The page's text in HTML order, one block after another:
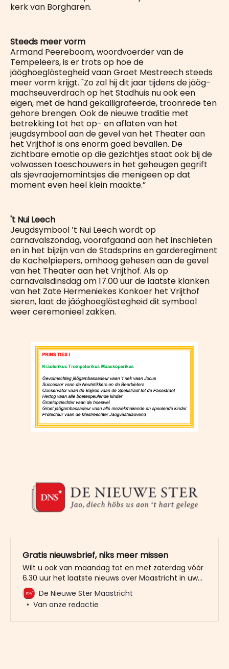
kerk van Borgharen.
Steeds meer vorm
Armand Peereboom, woordvoerder van de
Tempeleers, is er trots op hoe de
jäöghoeglöstegheid vaan Groet Mestreech steeds
meer vorm krijgt. "Zo zal hij dit jaar tijdens de jäög-
machseuverdrach op het Stadhuis nu ook een
eigen, met de hand gekalligrafeerde, troonrede ten
gehore brengen. Ook de nieuwe traditie met
betrekking tot het op- en aflaten van het
jeugdsymbool aan de gevel van het Theater aan
het Vrijthof is ons enorm goed bevallen. De
zichtbare emotie op die gezichtjes staat ook bij de
volwassen toeschouwers in het geheugen gegrift
als sjevraojemomintsjes die menigeen op dat
moment even heel klein maakte.”
't Nui Leech
Jeugdsymbool ’t Nui Leech wordt op
carnavalszondag, voorafgaand aan het inschieten
en in het bijzijn van de Stadsprins en garderegiment
de Kachelpiepers, omhoog gehesen aan de gevel
van het Theater aan het Vrijthof. Als op
carnavalsdinsdag om 17.00 uur de laatste klanken
van het Zate Hermeniekes Konkoer het Vrijthof
sieren, laat de jäöghoeglöstegheid dit symbool
weer ceremonieel zakken.
Gratis nieuwsbrief, niks meer missen
Wilt u ook van maandag tot en met zaterdag vóór
6.30 uur het laatste nieuws over Maastricht in uw
mailbox? Meld u dan gratis aan voor de nieuwbrief
van De Nieuwe Ster. Meer dan 20.000 trouwe lezers
gingen u al voor. Het enige wat wij van u vragen
De Nieuwe Ster Maastricht
Van onze redactie